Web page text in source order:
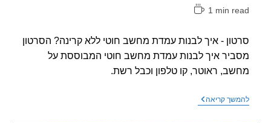
1 min
- איך לבנות עמדת מחשב חוטי ללא קרינה? הסרטון
איך לבנות עמדת מחשב חוטי המבוססת על
ראוטר, קו טלפון וכבל רשת.
קריאהסרטון